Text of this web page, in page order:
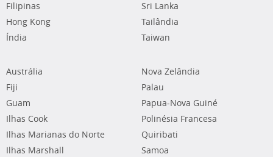
Filipinas
Hong Kong
Índia
Sri Lanka
Tailândia
Taiwan
Austrália
Fiji
Guam
Ilhas Cook
Ilhas Marianas do Norte
Ilhas Marshall
Nova Zelândia
Palau
Papua-Nova Guiné
Polinésia Francesa
Quiribati
Samoa